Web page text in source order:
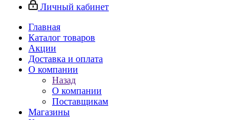
Личный кабинет
Главная
Каталог товаров
Акции
Доставка и оплата
О компании
Назад
О компании
Поставщикам
Магазины